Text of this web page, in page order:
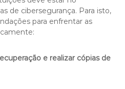
de cibersegurança. Para isto,
para enfrentar as
e realizar cópias de